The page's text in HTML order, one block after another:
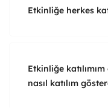
Etkinliğe herkes
Etkinliğe
nasıl katılım